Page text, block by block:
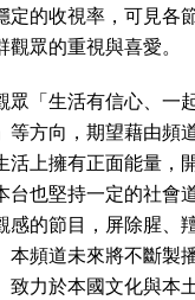
定的收視率，可見各
眾的重視與喜愛。
眾「生活有信心、一
等方向，期望藉由頻
活上擁有正面能量，
台也堅持一定的社會
感的節目，屏除腥、
本頻道未來將不斷製
力於本國文化與本